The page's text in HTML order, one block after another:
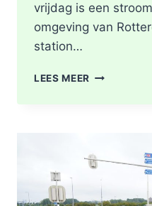
vrijdag is een
omgeving van
station…
LEES MEER